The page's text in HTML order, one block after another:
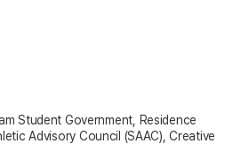
Student Government, Residence
Advisory Council (SAAC), Creative